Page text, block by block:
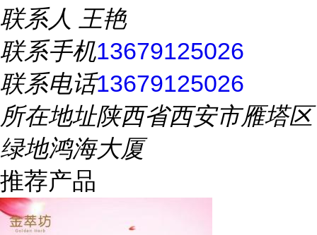
联系人 王艳
联系手机13679125026
联系电话13679125026
所在地址陕西省西安市雁塔区
绿地鸿海大厦
推荐产品